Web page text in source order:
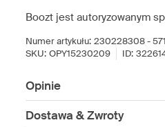
Boozt jest autoryzowanym
Numer artykułu: 230228308 -
SKU: OPY15230209 ID:
Opinie
Dostawa & Zwroty